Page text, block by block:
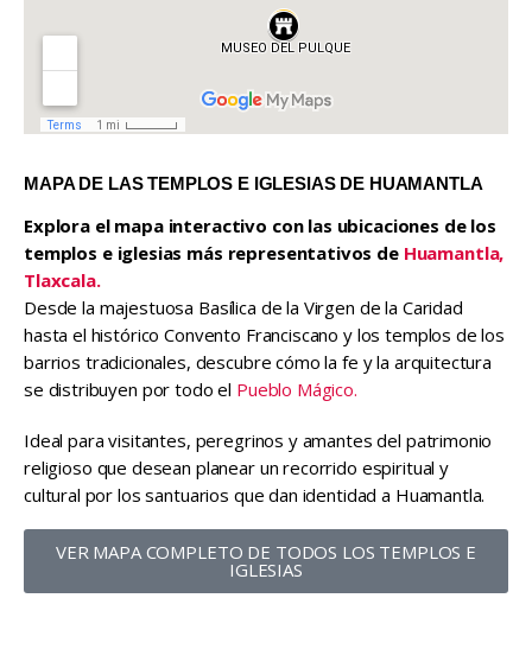
MAPA DE LAS TEMPLOS E IGLESIAS DE HUAMANTLA
Explora el mapa interactivo con las ubicaciones de los
templos e iglesias más representativos de Huamantla,
Tlaxcala.
Desde la majestuosa Basílica de la Virgen de la Caridad
hasta el histórico Convento Franciscano y los templos de los
barrios tradicionales, descubre cómo la fe y la arquitectura
se distribuyen por todo el Pueblo Mágico.
Ideal para visitantes, peregrinos y amantes del patrimonio
religioso que desean planear un recorrido espiritual y
cultural por los santuarios que dan identidad a Huamantla.
VER MAPA COMPLETO DE TODOS LOS TEMPLOS E
IGLESIAS